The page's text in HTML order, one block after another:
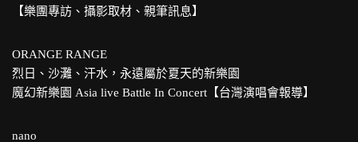
【樂團專訪、攝影取材、親筆訊息】
ORANGE RANGE
烈日、沙灘、汗水，永遠屬於夏天的新樂園
魔幻新樂園 Asia live Battle In Concert【台灣演唱會報導】
nano